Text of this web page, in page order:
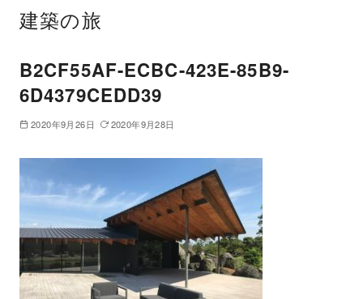
建築の旅
B2CF55AF-ECBC-423E-85B9-
6D4379CEDD39
2020年9月26日 2020年9月28日